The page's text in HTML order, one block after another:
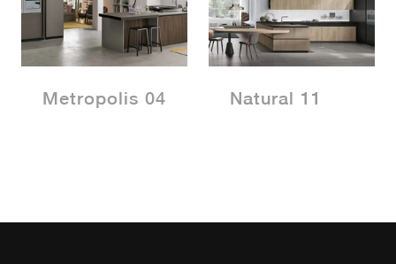
Metropolis 04 Natural 11